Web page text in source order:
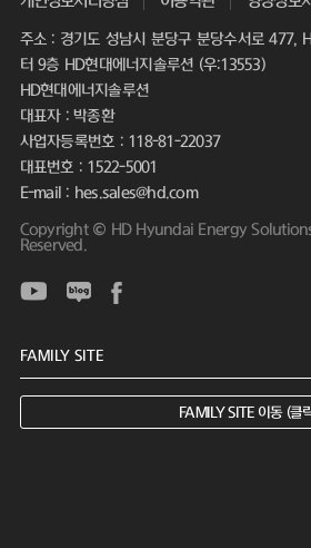
주소 : 경기도 성남시 분당구 분당수서로 477,
터 9층 HD현대에너지솔루션 (우:13553)
HD현대에너지솔루션
대표자 : 박종환
사업자등록번호 : 118-81-22037
대표번호 : 1522-5001
E-mail : hes.sales@hd.com
Copyright © HD Hyundai Energy
Reserved.
FAMILY SITE 이동 (클